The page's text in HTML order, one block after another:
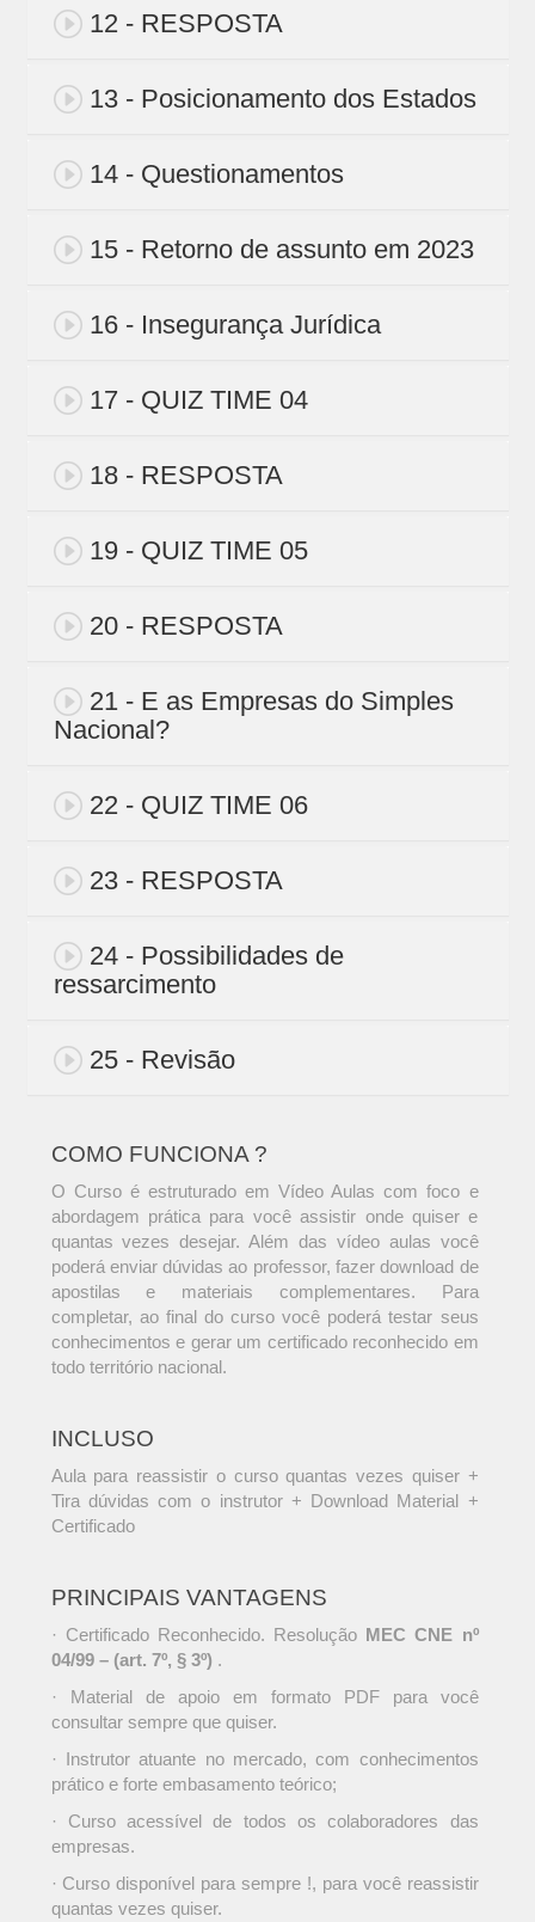
12 - RESPOSTA
13 - Posicionamento dos Estados
14 - Questionamentos
15 - Retorno de assunto em 2023
16 - Insegurança Jurídica
17 - QUIZ TIME 04
18 - RESPOSTA
19 - QUIZ TIME 05
20 - RESPOSTA
21 - E as Empresas do Simples
Nacional?
22 - QUIZ TIME 06
23 - RESPOSTA
24 - Possibilidades de
ressarcimento
25 - Revisão
COMO FUNCIONA ?
O Curso é estruturado em Vídeo Aulas com foco e
abordagem prática para você assistir onde quiser e
quantas vezes desejar. Além das vídeo aulas você
poderá enviar dúvidas ao professor, fazer download de
apostilas e materiais complementares. Para
completar, ao final do curso você poderá testar seus
conhecimentos e gerar um certificado reconhecido em
todo território nacional.
INCLUSO
Aula para reassistir o curso quantas vezes quiser +
Tira dúvidas com o instrutor + Download Material +
Certificado
PRINCIPAIS VANTAGENS
· Certificado Reconhecido. Resolução MEC CNE nº
04/99 – (art. 7º, § 3º) .
· Material de apoio em formato PDF para você
consultar sempre que quiser.
· Instrutor atuante no mercado, com conhecimentos
prático e forte embasamento teórico;
· Curso acessível de todos os colaboradores das
empresas.
· Curso disponível para sempre !, para você reassistir
quantas vezes quiser.